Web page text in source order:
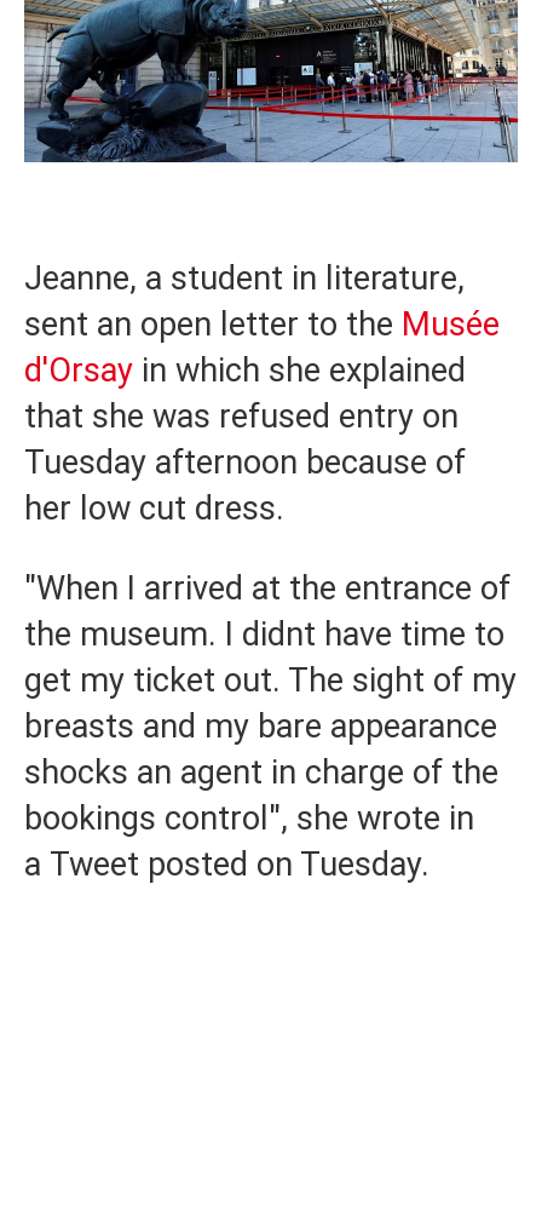
Jeanne, a student in literature,
sent an open letter to the Musée
d'Orsay in which she explained
that she was refused entry on
Tuesday afternoon because of
her low cut dress.
"When I arrived at the entrance of
the museum. I didnt have time to
get my ticket out. The sight of my
breasts and my bare appearance
shocks an agent in charge of the
bookings control", she wrote in
a Tweet posted on Tuesday.